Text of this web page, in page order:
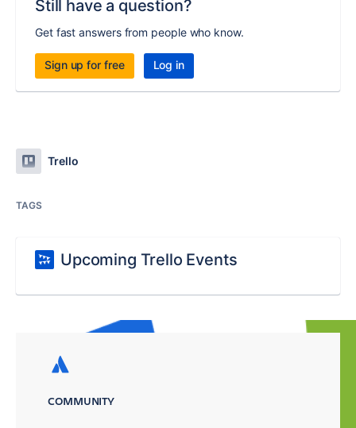
Still have a question?
Get fast answers from people who know.
Sign up for free Log in
Trello
TAGS
Upcoming Trello Events
COMMUNITY